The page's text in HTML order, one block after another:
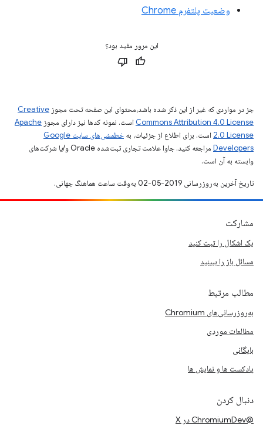
وضعیت پلتفرم Chrome
این مرور مفید بود؟
جز در مواردی که غیر از این ذکر شده باشد،‌محتوای این صفحه تحت مجوز Creative
Commons Attribution 4.0 License است. نمونه کدها نیز دارای مجوز Apache
2.0 License است. برای اطلاع از جزئیات، به
خطمشی‌های سایت Google
Developers‏
مراجعه کنید. جاوا علامت تجاری ثبت‌شده Oracle و/یا شرکت‌های
وابسته به آن است.
تاریخ آخرین به‌روزرسانی 2019-05-02 به‌وقت ساعت هماهنگ جهانی.
مشارکت
یک اشکال را ثبت کنید
مسائل باز را ببینید
مطالب مرتبط
به‌روزرسانی‌های Chromium
مطالعات موردی
بایگانی
پادکست ها و نمایش ها
دنبال کردن
@ChromiumDev در X